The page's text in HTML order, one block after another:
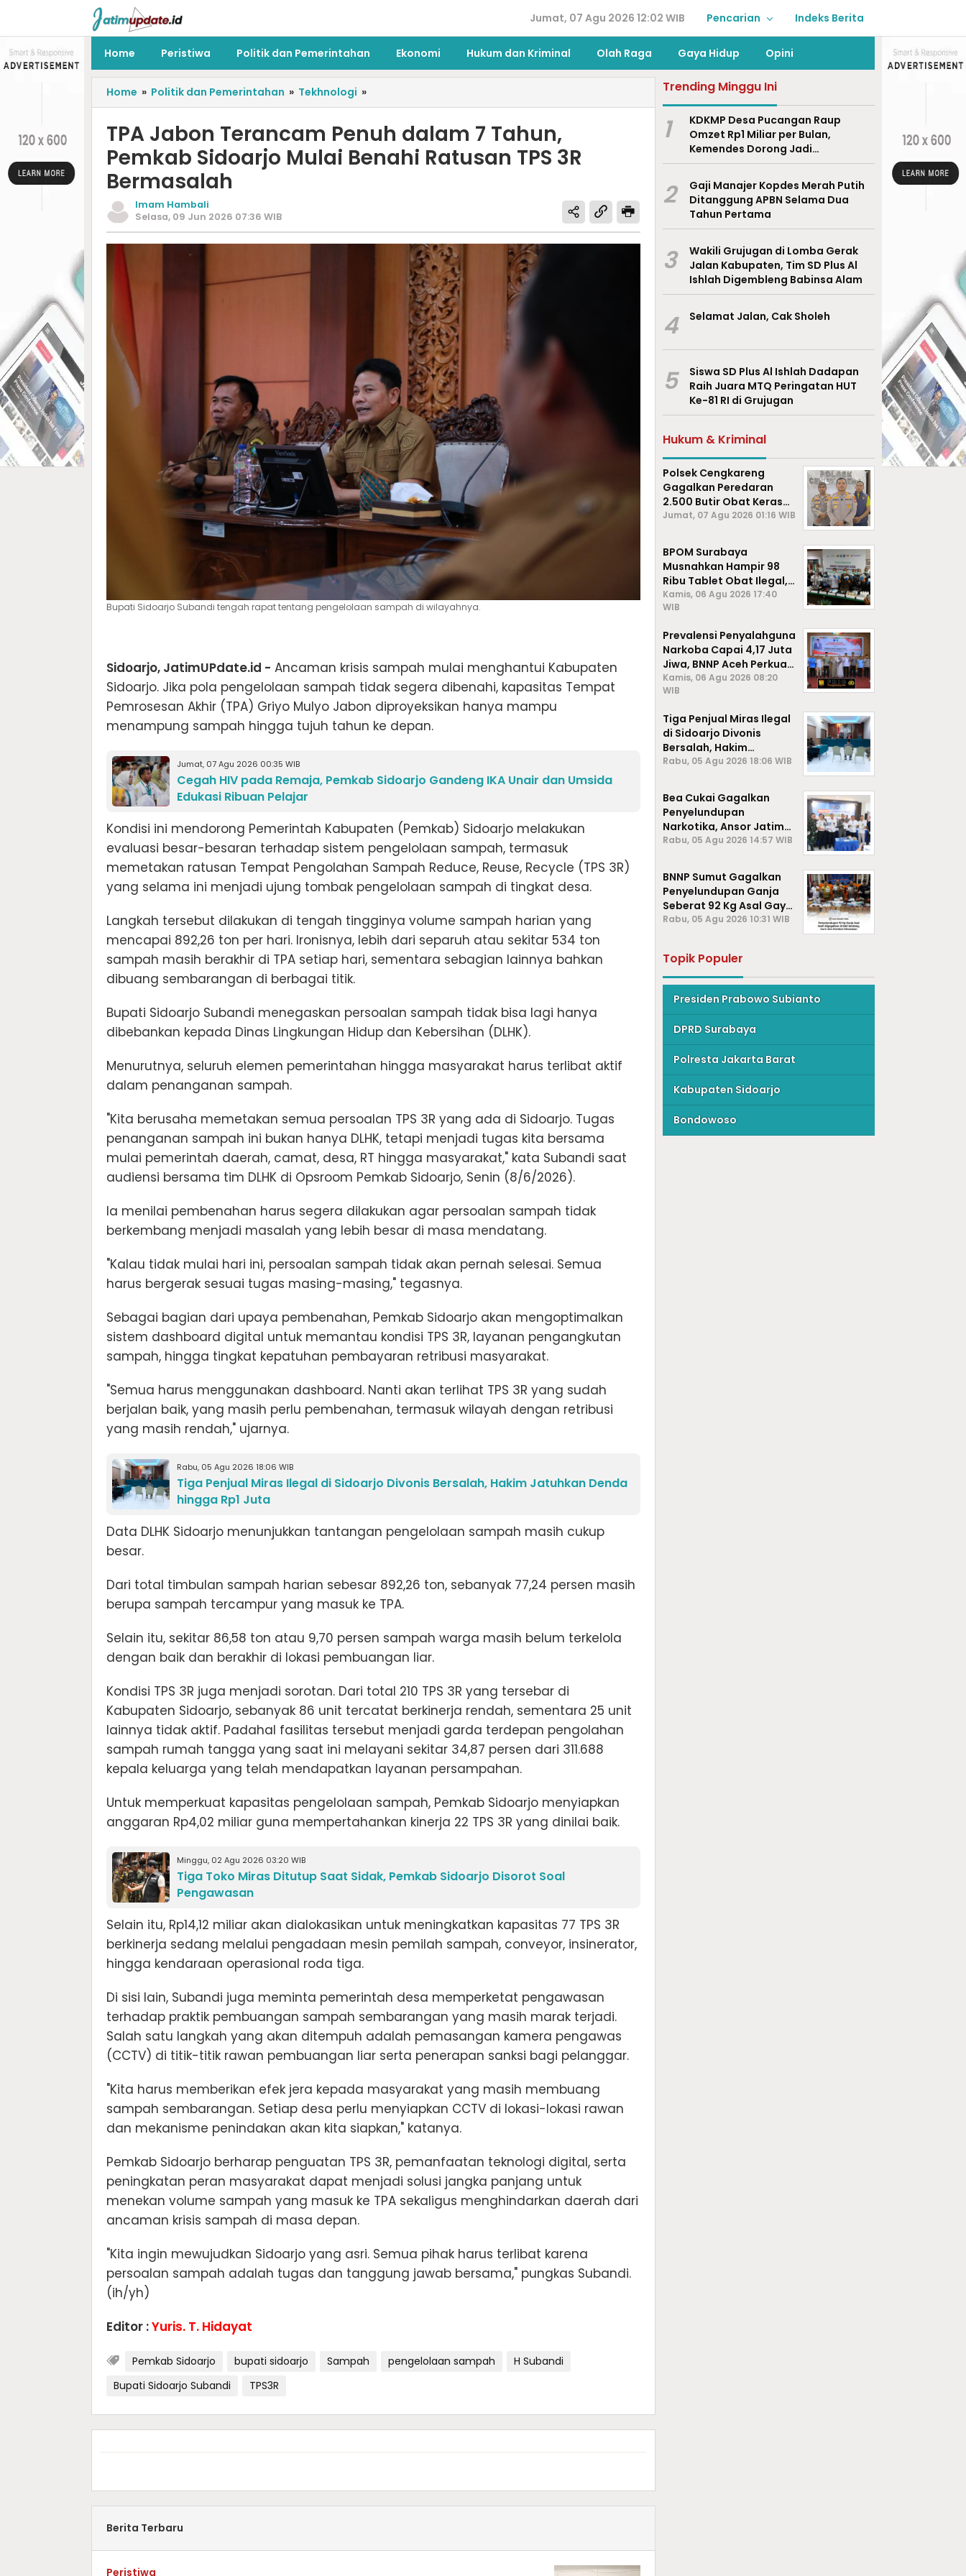
Jumat, 07 Agu 2026 12:02 WIB Pencarian Indeks Berita
Home Peristiwa Politik dan Pemerintahan Ekonomi Hukum dan Kriminal Olah Raga Gaya Hidup Opini
Home » Politik dan Pemerintahan » Tekhnologi »
TPA Jabon Terancam Penuh dalam 7 Tahun,
Pemkab Sidoarjo Mulai Benahi Ratusan TPS 3R
Bermasalah
Imam Hambali
Selasa, 09 Jun 2026 07:36 WIB
Bupati Sidoarjo Subandi tengah rapat tentang pengelolaan sampah di wilayahnya.
Sidoarjo, JatimUPdate.id - Ancaman krisis sampah mulai menghantui Kabupaten
Sidoarjo. Jika pola pengelolaan sampah tidak segera dibenahi, kapasitas Tempat
Pemrosesan Akhir (TPA) Griyo Mulyo Jabon diproyeksikan hanya mampu
menampung sampah hingga tujuh tahun ke depan.
Jumat, 07 Agu 2026 00:35 WIB
Cegah HIV pada Remaja, Pemkab Sidoarjo Gandeng IKA Unair dan Umsida
Edukasi Ribuan Pelajar
Kondisi ini mendorong Pemerintah Kabupaten (Pemkab) Sidoarjo melakukan
evaluasi besar-besaran terhadap sistem pengelolaan sampah, termasuk
memetakan ratusan Tempat Pengolahan Sampah Reduce, Reuse, Recycle (TPS 3R)
yang selama ini menjadi ujung tombak pengelolaan sampah di tingkat desa.
Langkah tersebut dilakukan di tengah tingginya volume sampah harian yang
mencapai 892,26 ton per hari. Ironisnya, lebih dari separuh atau sekitar 534 ton
sampah masih berakhir di TPA setiap hari, sementara sebagian lainnya bahkan
dibuang sembarangan di berbagai titik.
Bupati Sidoarjo Subandi menegaskan persoalan sampah tidak bisa lagi hanya
dibebankan kepada Dinas Lingkungan Hidup dan Kebersihan (DLHK).
Menurutnya, seluruh elemen pemerintahan hingga masyarakat harus terlibat aktif
dalam penanganan sampah.
"Kita berusaha memetakan semua persoalan TPS 3R yang ada di Sidoarjo. Tugas
penanganan sampah ini bukan hanya DLHK, tetapi menjadi tugas kita bersama
mulai pemerintah daerah, camat, desa, RT hingga masyarakat," kata Subandi saat
audiensi bersama tim DLHK di Opsroom Pemkab Sidoarjo, Senin (8/6/2026).
Ia menilai pembenahan harus segera dilakukan agar persoalan sampah tidak
berkembang menjadi masalah yang lebih besar di masa mendatang.
"Kalau tidak mulai hari ini, persoalan sampah tidak akan pernah selesai. Semua
harus bergerak sesuai tugas masing-masing," tegasnya.
Sebagai bagian dari upaya pembenahan, Pemkab Sidoarjo akan mengoptimalkan
sistem dashboard digital untuk memantau kondisi TPS 3R, layanan pengangkutan
sampah, hingga tingkat kepatuhan pembayaran retribusi masyarakat.
"Semua harus menggunakan dashboard. Nanti akan terlihat TPS 3R yang sudah
berjalan baik, yang masih perlu pembenahan, termasuk wilayah dengan retribusi
yang masih rendah," ujarnya.
Rabu, 05 Agu 2026 18:06 WIB
Tiga Penjual Miras Ilegal di Sidoarjo Divonis Bersalah, Hakim Jatuhkan Denda
hingga Rp1 Juta
Data DLHK Sidoarjo menunjukkan tantangan pengelolaan sampah masih cukup
besar.
Dari total timbulan sampah harian sebesar 892,26 ton, sebanyak 77,24 persen masih
berupa sampah tercampur yang masuk ke TPA.
Selain itu, sekitar 86,58 ton atau 9,70 persen sampah warga masih belum terkelola
dengan baik dan berakhir di lokasi pembuangan liar.
Kondisi TPS 3R juga menjadi sorotan. Dari total 210 TPS 3R yang tersebar di
Kabupaten Sidoarjo, sebanyak 86 unit tercatat berkinerja rendah, sementara 25 unit
lainnya tidak aktif. Padahal fasilitas tersebut menjadi garda terdepan pengolahan
sampah rumah tangga yang saat ini melayani sekitar 34,87 persen dari 311.688
kepala keluarga yang telah mendapatkan layanan persampahan.
Untuk memperkuat kapasitas pengelolaan sampah, Pemkab Sidoarjo menyiapkan
anggaran Rp4,02 miliar guna mempertahankan kinerja 22 TPS 3R yang dinilai baik.
Minggu, 02 Agu 2026 03:20 WIB
Tiga Toko Miras Ditutup Saat Sidak, Pemkab Sidoarjo Disorot Soal
Pengawasan
Selain itu, Rp14,12 miliar akan dialokasikan untuk meningkatkan kapasitas 77 TPS 3R
berkinerja sedang melalui pengadaan mesin pemilah sampah, conveyor, insinerator,
hingga kendaraan operasional roda tiga.
Di sisi lain, Subandi juga meminta pemerintah desa memperketat pengawasan
terhadap praktik pembuangan sampah sembarangan yang masih marak terjadi.
Salah satu langkah yang akan ditempuh adalah pemasangan kamera pengawas
(CCTV) di titik-titik rawan pembuangan liar serta penerapan sanksi bagi pelanggar.
"Kita harus memberikan efek jera kepada masyarakat yang masih membuang
sampah sembarangan. Setiap desa perlu menyiapkan CCTV di lokasi-lokasi rawan
dan mekanisme penindakan akan kita siapkan," katanya.
Pemkab Sidoarjo berharap penguatan TPS 3R, pemanfaatan teknologi digital, serta
peningkatan peran masyarakat dapat menjadi solusi jangka panjang untuk
menekan volume sampah yang masuk ke TPA sekaligus menghindarkan daerah dari
ancaman krisis sampah di masa depan.
"Kita ingin mewujudkan Sidoarjo yang asri. Semua pihak harus terlibat karena
persoalan sampah adalah tugas dan tanggung jawab bersama," pungkas Subandi.
(ih/yh)
Editor :Yuris. T. Hidayat
Pemkab Sidoarjo bupati sidoarjo Sampah pengelolaan sampah
H Subandi
Bupati Sidoarjo Subandi
TPS3R
Berita Terbaru
Peristiwa
Trending Minggu Ini
1
KDKMP Desa Pucangan Raup
Omzet Rp1 Miliar per Bulan,
Kemendes Dorong Jadi
Percontohan Nasional
2
Gaji Manajer Kopdes Merah Putih
Ditanggung APBN Selama Dua
Tahun Pertama
3
Wakili Grujugan di Lomba Gerak
Jalan Kabupaten, Tim SD Plus Al
Ishlah Digembleng Babinsa Alam
4 Selamat Jalan, Cak Sholeh
5
Siswa SD Plus Al Ishlah Dadapan
Raih Juara MTQ Peringatan HUT
Ke-81 RI di Grujugan
Hukum & Kriminal
Polsek Cengkareng
Gagalkan Peredaran
2.500 Butir Obat Keras
Daftar G, Satu Pengedar
Jumat, 07 Agu 2026 01:16 WIB
BPOM Surabaya
Musnahkan Hampir 98
Ribu Tablet Obat Ilegal,
Cegah Penyalahgunaan
di Kalangan Pelajar
Kamis, 06 Agu 2026 17:40
WIB
Prevalensi Penyalahguna
Narkoba Capai 4,17 Juta
Jiwa, BNNP Aceh Perkuat
P4GN di Subulussalam
Kamis, 06 Agu 2026 08:20
WIB
Tiga Penjual Miras Ilegal
di Sidoarjo Divonis
Bersalah, Hakim
Jatuhkan Denda hingga
Rabu, 05 Agu 2026 18:06 WIB
Bea Cukai Gagalkan
Penyelundupan
Narkotika, Ansor Jatim
Negara Tak Kalah dari
Rabu, 05 Agu 2026 14:57 WIB
BNNP Sumut Gagalkan
Penyelundupan Ganja
Seberat 92 Kg Asal Gayo
Lues, Aceh.
Rabu, 05 Agu 2026 10:31 WIB
Topik Populer
Presiden Prabowo Subianto
DPRD Surabaya
Polresta Jakarta Barat
Kabupaten Sidoarjo
Bondowoso